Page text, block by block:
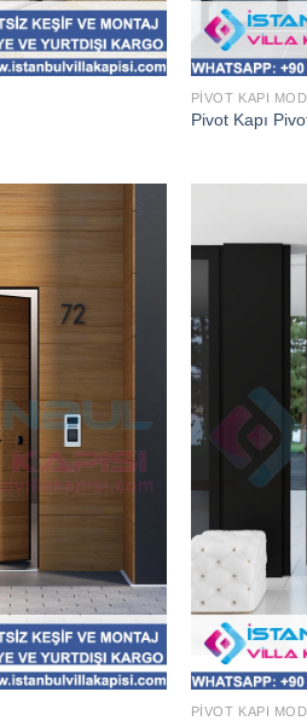
PIVOT KAPI
Pivot Kapı
PIVOT KAPI